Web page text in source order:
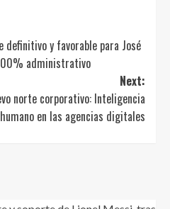
definitivo y favorable para José
administrativo
Next:
norte corporativo: Inteligencia
en las agencias digitales